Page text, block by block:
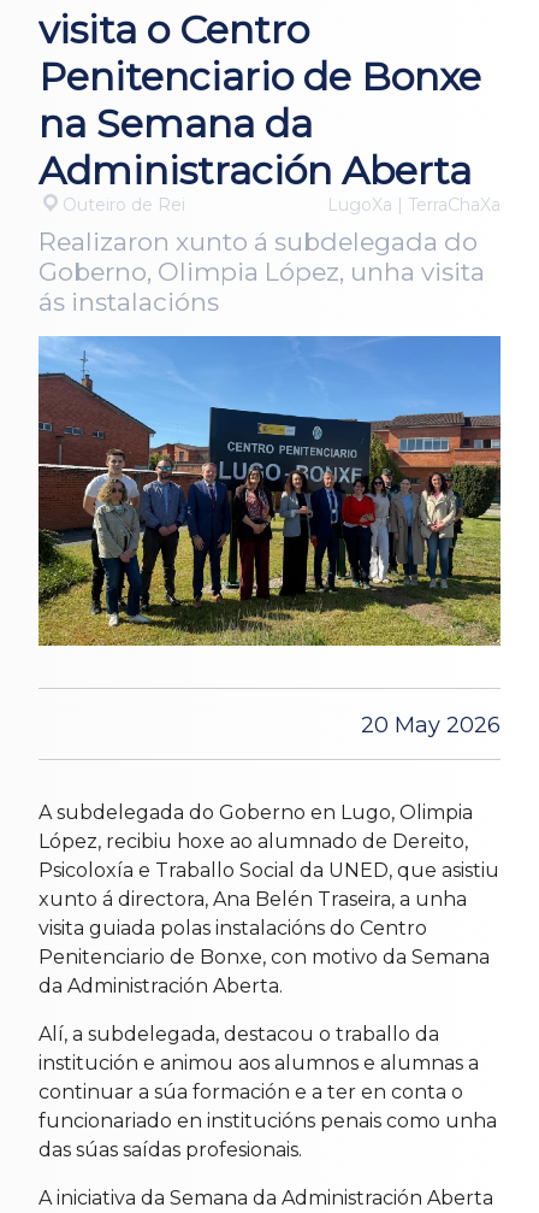
visita o Centro
Penitenciario de Bonxe
na Semana da
Administración Aberta
Outeiro de Rei LugoXa | TerraChaXa
Realizaron xunto á subdelegada do
Goberno, Olimpia López, unha visita
ás instalacións
20 May 2026
A subdelegada do Goberno en Lugo, Olimpia
López, recibiu hoxe ao alumnado de Dereito,
Psicoloxía e Traballo Social da UNED, que asistiu
xunto á directora, Ana Belén Traseira, a unha
visita guiada polas instalacións do Centro
Penitenciario de Bonxe, con motivo da Semana
da Administración Aberta.
Alí, a subdelegada, destacou o traballo da
institución e animou aos alumnos e alumnas a
continuar a súa formación e a ter en conta o
funcionariado en institucións penais como unha
das súas saídas profesionais.
A iniciativa da Semana da Administración Aberta